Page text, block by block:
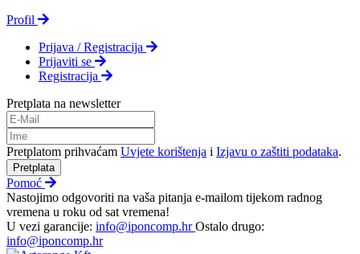
Profil
Prijava / Registracija
Prijaviti se
Registracija
Pretplata na newsletter
Pretplatom prihvaćam Uvjete korištenja i Izjavu o zaštiti podataka.
Pretplata
Pomoć
Nastojimo odgovoriti na vaša pitanja e-mailom tijekom radnog
vremena u roku od sat vremena!
U vezi garancije: info@iponcomp.hrOstalo drugo:
info@iponcomp.hr